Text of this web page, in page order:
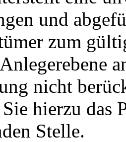
und
zum
nicht
hierzu das
Stelle.